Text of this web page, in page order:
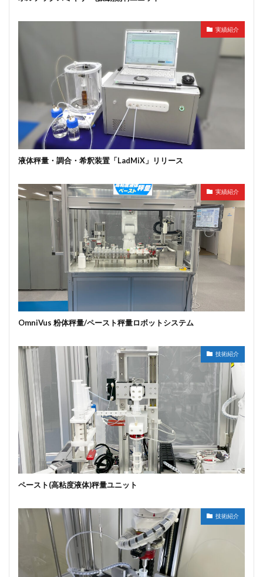
実績紹介
液体秤量・調合・希釈装置「LadMiX」リリース
実績紹介
OmniVus 粉体秤量/ペースト秤量ロボットシステム
技術紹介
ペースト(高粘度液体)秤量ユニット
技術紹介